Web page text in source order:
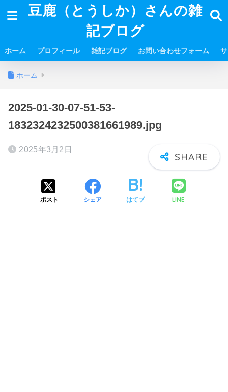
豆鹿（とうしか）さんの雑
記ブログ
ホーム プロフィール 雑記ブログ お問い合わせフォーム
ホーム
2025-01-30-07-51-53-
1832324232500381661989.jpg
2025年3月2日
ポスト シェア はてブ LINE